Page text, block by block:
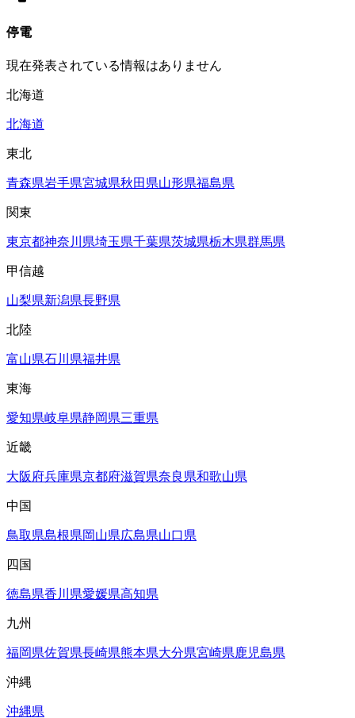
停電
現在発表されている情報はありません
北海道
北海道
東北
青森県岩手県宮城県秋田県山形県福島県
関東
東京都神奈川県埼玉県千葉県茨城県栃木県群馬県
甲信越
山梨県新潟県長野県
北陸
富山県石川県福井県
東海
愛知県岐阜県静岡県三重県
近畿
大阪府兵庫県京都府滋賀県奈良県和歌山県
中国
鳥取県島根県岡山県広島県山口県
四国
徳島県香川県愛媛県高知県
九州
福岡県佐賀県長崎県熊本県大分県宮崎県鹿児島県
沖縄
沖縄県